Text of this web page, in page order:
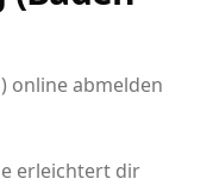
online abmelden
erleichtert dir